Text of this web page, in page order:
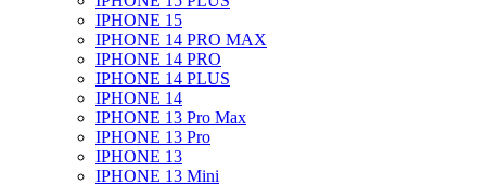
IPHONE 15
IPHONE 14 PRO MAX
IPHONE 14 PRO
IPHONE 14 PLUS
IPHONE 14
IPHONE 13 Pro Max
IPHONE 13 Pro
IPHONE 13
IPHONE 13 Mini